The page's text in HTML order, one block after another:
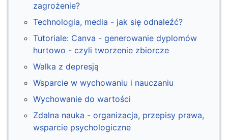
zagrożenie?
Technologia, media - jak się odnaleźć?
Tutoriale: Canva - generowanie dyplomów
hurtowo - czyli tworzenie zbiorcze
Walka z depresją
Wsparcie w wychowaniu i nauczaniu
Wychowanie do wartości
Zdalna nauka - organizacja, przepisy prawa,
wsparcie psychologiczne